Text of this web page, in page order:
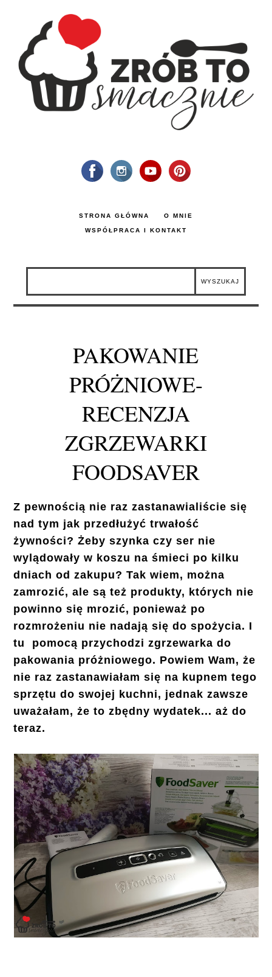
STRONA GŁÓWNA O MNIE
WSPÓŁPRACA I KONTAKT
PAKOWANIE
PRÓŻNIOWE-
RECENZJA
ZGRZEWARKI
FOODSAVER
Z pewnością nie raz zastanawialiście się
nad tym jak przedłużyć trwałość
żywności? Żeby szynka czy ser nie
wylądowały w koszu na śmieci po kilku
dniach od zakupu? Tak wiem, można
zamrozić, ale są też produkty, których nie
powinno się mrozić, ponieważ po
rozmrożeniu nie nadają się do spożycia. I
tu pomocą przychodzi zgrzewarka do
pakowania próżniowego. Powiem Wam, że
nie raz zastanawiałam się na kupnem tego
sprzętu do swojej kuchni, jednak zawsze
uważałam, że to zbędny wydatek... aż do
teraz.